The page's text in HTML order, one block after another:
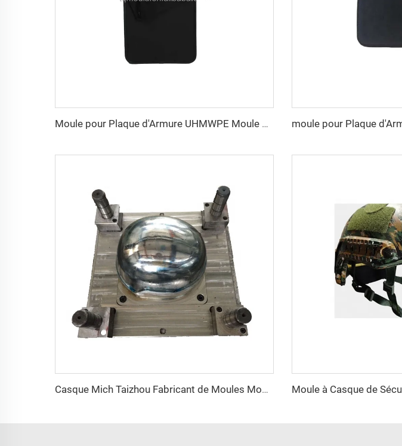
Moule pour Plaque d'Armure UHMWPE Moule pour Plaque de Gilet Moulage par Compression Fabricant de Moules d'Armure en PE
Casque Mich Taizhou Fabricant de Moules Moule à Casque en Plastique Moule